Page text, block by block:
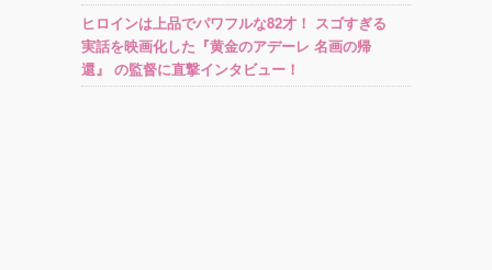
ヒロインは上品でパワフルな82才！ スゴすぎる
実話を映画化した『黄金のアデーレ 名画の帰
還』 の監督に直撃インタビュー！